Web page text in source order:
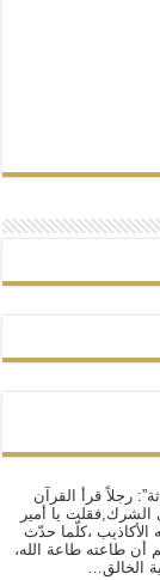
رجلاً قرأ القرآن
يا أمير
الأكاذيب ،كلّما حدّث
أن طاعته طاعة الله،
الخالق…